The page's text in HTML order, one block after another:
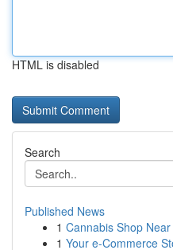
HTML is disabled
Search
Published News
1 Cannabis Shop
1 Your e-Commerce